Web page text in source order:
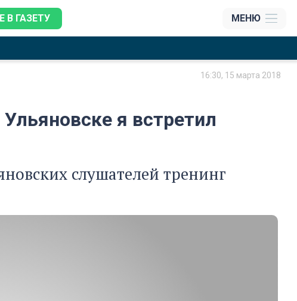
В ГАЗЕТУ МЕНЮ
16:30, 15 марта 2018
я встретил
слушателей тренинг